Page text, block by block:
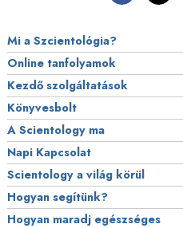
Mi a Szcientológia?
Online tanfolyamok
Kezdő szolgáltatások
Könyvesbolt
A Scientology ma
Napi Kapcsolat
Scientology a világ körül
Hogyan segítünk?
Hogyan maradj egészséges